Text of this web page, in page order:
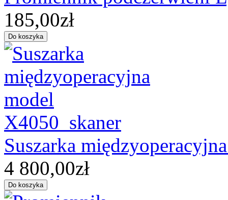
185,00zł
Suszarka
4 800,00zł